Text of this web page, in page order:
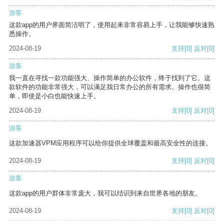
游客
这款app的用户界面简洁明了，使用起来非常容易上手，让我能够快速熟
悉操作。
2024-08-19
支持[0] 反对[0]
游客
我一直在寻找一款功能强大、操作简单的办公软件，终于找到了它。这
款软件的功能非常强大，可以满足我日常办公的所有需求。操作也很简
单，即使是小白也能快速上手。
2024-08-19
支持[0] 反对[0]
游客
这款加速器VPM应用程序可以给你提供全球覆盖和最高安全性的连接。
2024-08-19 支持[0] 反对[0]
游客
这款app的用户群体非常庞大，我可以结识到来自世界各地的朋友。
2024-08-19 支持[0] 反对[0]